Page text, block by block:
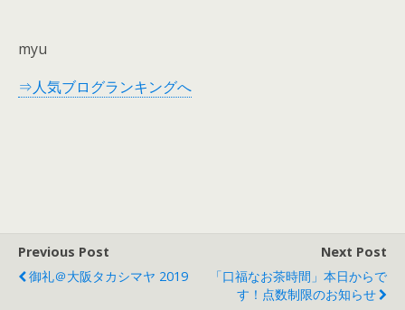
myu
⇒人気ブログランキングへ
Previous Post
御礼＠大阪タカシマヤ 2019
Next Post
「口福なお茶時間」本日からで
す！点数制限のお知らせ